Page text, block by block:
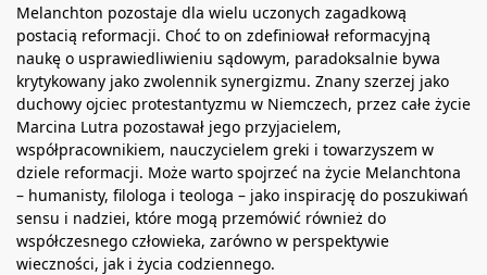
Melanchton pozostaje dla wielu uczonych zagadkową
postacią reformacji. Choć to on zdefiniował reformacyjną
naukę o usprawiedliwieniu sądowym, paradoksalnie bywa
krytykowany jako zwolennik synergizmu. Znany szerzej jako
duchowy ojciec protestantyzmu w Niemczech, przez całe życie
Marcina Lutra pozostawał jego przyjacielem,
współpracownikiem, nauczycielem greki i towarzyszem w
dziele reformacji. Może warto spojrzeć na życie Melanchtona
– humanisty, filologa i teologa – jako inspirację do poszukiwań
sensu i nadziei, które mogą przemówić również do
współczesnego człowieka, zarówno w perspektywie
wieczności, jak i życia codziennego.